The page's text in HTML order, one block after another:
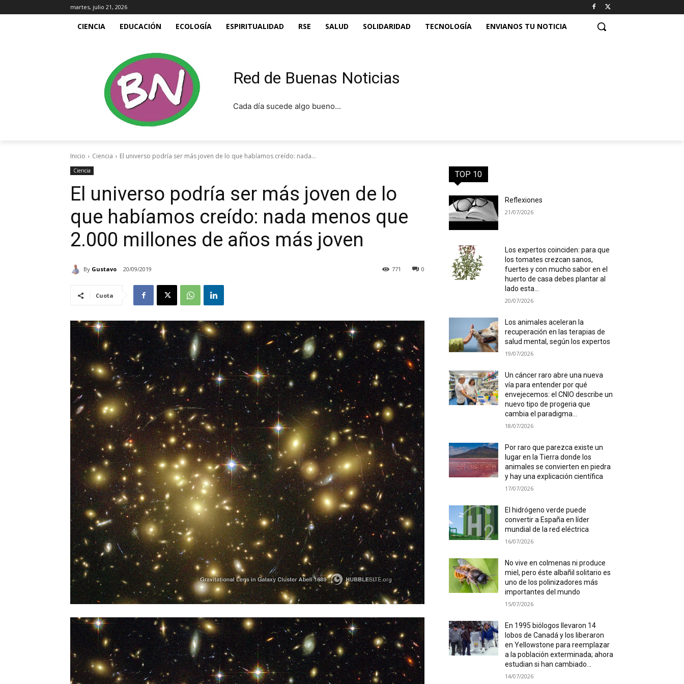
martes, julio 21, 2026
CIENCIA EDUCACIÓN ECOLOGÍA ESPIRITUALIDAD RSE SALUD SOLIDARIDAD TECNOLOGÍA ENVIANOS TU NOTICIA
Red de Buenas Noticias
Cada día sucede algo bueno...
Inicio Ciencia El universo podría ser más joven de lo que habíamos creído: nada...
Ciencia
El universo podría ser más joven de lo
que habíamos creído: nada menos que
2.000 millones de años más joven
By Gustavo 20/09/2019 0
771
Cuota
TOP 10
Reflexiones
21/07/2026
Los expertos coinciden: para que
los tomates crezcan sanos,
fuertes y con mucho sabor en el
huerto de casa debes plantar al
lado esta...
20/07/2026
Los animales aceleran la
recuperación en las terapias de
salud mental, según los expertos
19/07/2026
Un cáncer raro abre una nueva
vía para entender por qué
envejecemos: el CNIO describe un
nuevo tipo de progeria que
cambia el paradigma...
18/07/2026
Por raro que parezca existe un
lugar en la Tierra donde los
animales se convierten en piedra
y hay una explicación científica
17/07/2026
El hidrógeno verde puede
convertir a España en líder
mundial de la red eléctrica
16/07/2026
No vive en colmenas ni produce
miel, pero éste albañil solitario es
uno de los polinizadores más
importantes del mundo
15/07/2026
En 1995 biólogos llevaron 14
lobos de Canadá y los liberaron
en Yellowstone para reemplazar
a la población exterminada; ahora
estudian si han cambiado...
14/07/2026